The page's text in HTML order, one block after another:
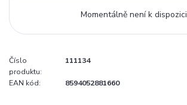
Momentálně není k dispozici
Číslo
produktu:
111134
EAN kód: 8594052881660